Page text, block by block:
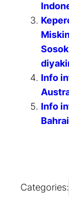
Info
Info
Categories: